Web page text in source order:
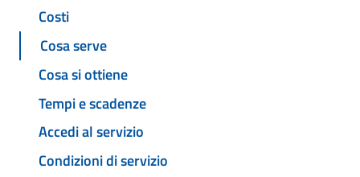
Costi
Cosa serve
Cosa si ottiene
Tempi e scadenze
Accedi al servizio
Condizioni di servizio